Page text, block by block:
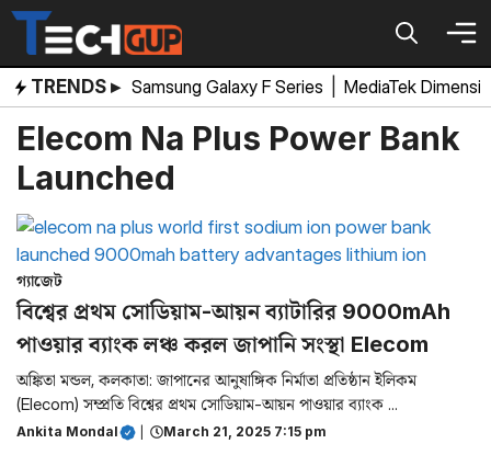
Skip
content
TRENDS ▸ Samsung Galaxy F Series MediaTek
Elecom Na Plus Power Bank
Launched
গ্যাজেট
বিশ্বের প্রথম সোডিয়াম-আয়ন ব্যাটারির 9000mAh
পাওয়ার ব্যাংক লঞ্চ করল জাপানি সংস্থা Elecom
অঙ্কিতা মন্ডল, কলকাতা: জাপানের আনুষাঙ্গিক নির্মাতা প্রতিষ্ঠান ইলিকম
(Elecom) সম্প্রতি বিশ্বের প্রথম সোডিয়াম-আয়ন পাওয়ার ব্যাংক ...
Ankita Mondal March 21, 2025 7:15 pm